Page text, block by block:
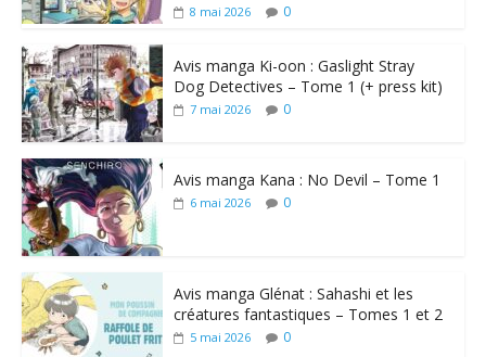
8 mai 2026 0
Avis manga Ki-oon : Gaslight Stray
Dog Detectives – Tome 1 (+ press kit)
7 mai 2026 0
Avis manga Kana : No Devil – Tome 1
6 mai 2026 0
Avis manga Glénat : Sahashi et les
créatures fantastiques – Tomes 1 et 2
5 mai 2026 0